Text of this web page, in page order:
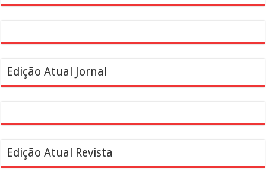
Edição Atual Jornal
Edição Atual Revista